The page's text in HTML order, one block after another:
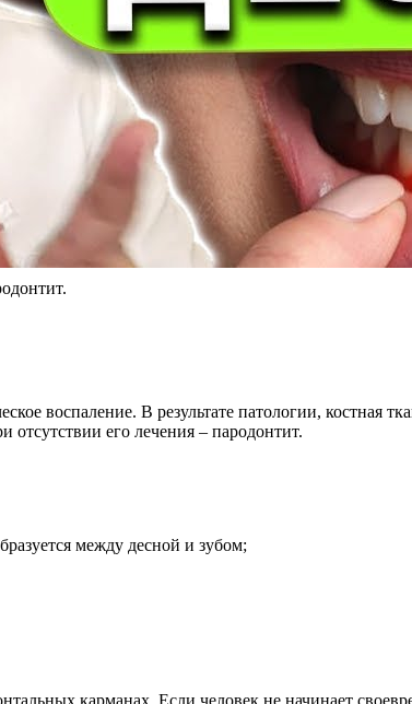
воспаление. В результате патологии, костная
отсутствии его лечения – пародонтит.
между десной и зубом;
карманах. Если человек не начинает